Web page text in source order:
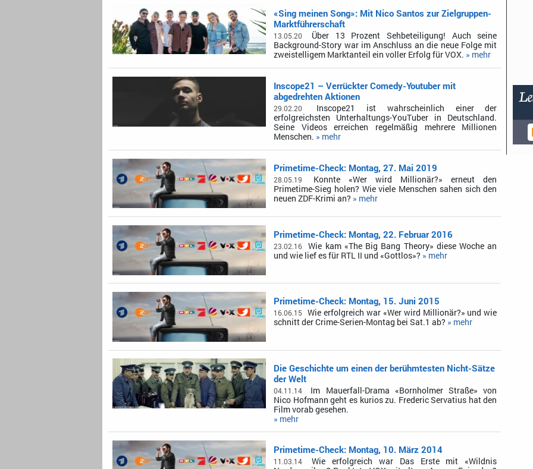
«Sing meinen Song»: Mit Nico Santos zur Zielgruppen-
Marktführerschaft
13.05.20
Über 13 Prozent Sehbeteiligung! Auch seine
Background-Story war im Anschluss an die neue Folge mit
zweistelligem Marktanteil ein voller Erfolg für VOX. » mehr
Inscope21 – Verrückter Comedy-Youtuber mit
abgedrehten Aktionen
29.02.20
Inscope21 ist wahrscheinlich einer der
erfolgreichsten Unterhaltungs-YouTuber in Deutschland.
Seine Videos erreichen regelmäßig mehrere Millionen
Menschen. » mehr
Primetime-Check: Montag, 27. Mai 2019
28.05.19
Konnte «Wer wird Millionär?» erneut den
Primetime-Sieg holen? Wie viele Menschen sahen sich den
neuen ZDF-Krimi an? » mehr
Primetime-Check: Montag, 22. Februar 2016
23.02.16
Wie kam «The Big Bang Theory» diese Woche an
und wie lief es für RTL II und «Gottlos»? » mehr
Primetime-Check: Montag, 15. Juni 2015
16.06.15
Wie erfolgreich war «Wer wird Millionär?» und wie
schnitt der Crime-Serien-Montag bei Sat.1 ab? » mehr
Die Geschichte um einen der berühmtesten Nicht-Sätze
der Welt
04.11.14
Im Mauerfall-Drama «Bornholmer Straße» von
Nico Hofmann geht es kurios zu. Frederic Servatius hat den
Film vorab gesehen.
» mehr
Primetime-Check: Montag, 10. März 2014
11.03.14
Wie erfolgreich war Das Erste mit «Wildnis